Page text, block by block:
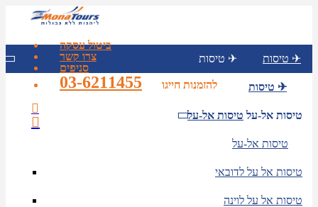
ביטול עסקה
צרו קשר
סניפים
להזמנות חייגו
03-6211455
טיסות ✈ טיסות ✈
טיסות ✈
טיסות אל-על טיסות אל-על
טיסות אל-על
טיסות אל על לדובאי
טיסות אל על לוינה